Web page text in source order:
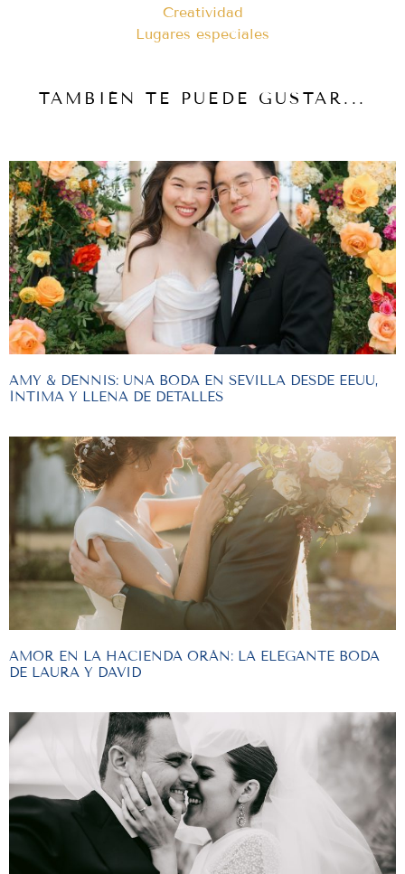
Creatividad
Lugares especiales
TAMBIÉN TE PUEDE GUSTAR...
AMY & DENNIS: UNA BODA EN SEVILLA DESDE EEUU,
ÍNTIMA Y LLENA DE DETALLES
AMOR EN LA HACIENDA ORÁN: LA ELEGANTE BODA
DE LAURA Y DAVID